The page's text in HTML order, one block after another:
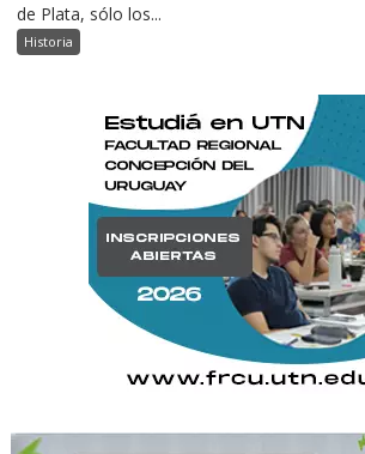
de Plata, sólo los...
Historia